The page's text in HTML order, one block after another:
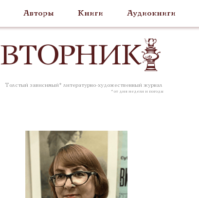
Авторы Книги Аудиокниги
ВТОРНИК
Толстый зависимый* литературно-художественный журнал
* от дня недели и погоды